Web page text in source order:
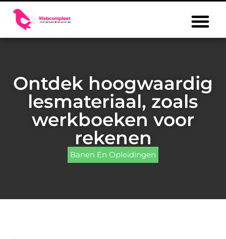
Ontdek hoogwaardig
lesmateriaal, zoals
werkboeken voor
rekenen
Banen En Opleidingen